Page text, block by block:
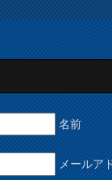
名前
メールア